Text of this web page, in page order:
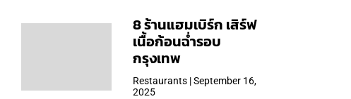
8 ร้านแฮมเบิร์ก เสิร์ฟ
เนื้อก้อนฉ่ำรอบ
กรุงเทพ
Restaurants | September 16,
2025